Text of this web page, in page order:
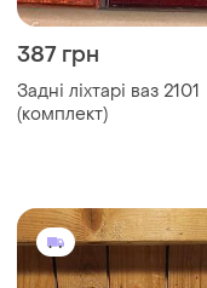
387 грн
Задні ліхтарі ваз 2101
(комплект)